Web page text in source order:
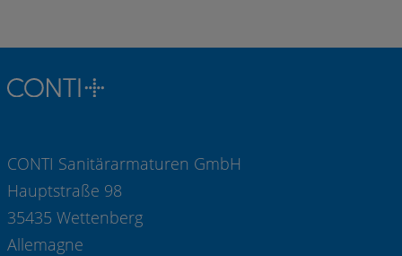
CONTI Sanitärarmaturen GmbH
Hauptstraße 98
35435 Wettenberg
Allemagne